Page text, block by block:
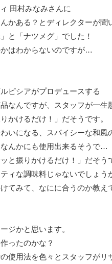
田村みなみさんに
かある？とディレクターが聞
と「ナツメグ」でした！
はわからないのですが…
ピシアがプロデュースする
品なんですが、スタッフが一
かけるだけ！」だそうです。
いになる、スパイシーな和風
んかにも使用出来るそうで…
と振りかけるだけ！」だそう
ィな調味料じゃないでしょう
てみて、なにに合うのか教え
ジかと思います。
ったのかな？
使用法を色々とスタッフが